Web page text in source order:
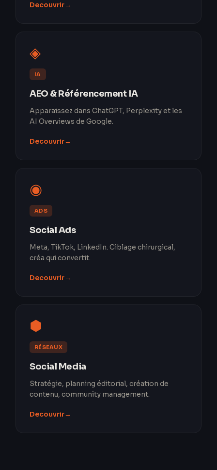
Decouvrir→
◈
IA
AEO & Référencement IA
Apparaissez dans ChatGPT, Perplexity et les
AI Overviews de Google.
Decouvrir→
◉
ADS
Social Ads
Meta, TikTok, LinkedIn. Ciblage chirurgical,
créa qui convertit.
Decouvrir→
⬢
RÉSEAUX
Social Media
Stratégie, planning éditorial, création de
contenu, community management.
Decouvrir→